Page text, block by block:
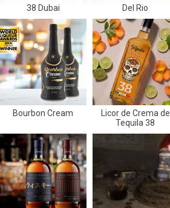
38 Dubai Del Rio
Bourbon Cream
Licor de Crema de
Tequila 38